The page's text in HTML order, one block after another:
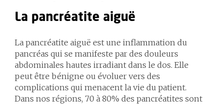
La pancréatite aiguë
La pancréatite aiguë est une inflammation du
pancréas qui se manifeste par des douleurs
abdominales hautes irradiant dans le dos. Elle
peut être bénigne ou évoluer vers des
complications qui menacent la vie du patient.
Dans nos régions, 70 à 80% des pancréatites sont